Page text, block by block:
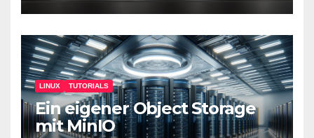
LINUX TUTORIALS
Ein eigener Object Storage
mit MinIO